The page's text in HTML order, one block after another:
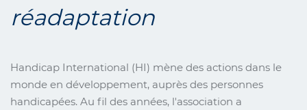
réadaptation
Handicap International (HI) mène des actions dans le
monde en développement, auprès des personnes
handicapées. Au fil des années, l'association a